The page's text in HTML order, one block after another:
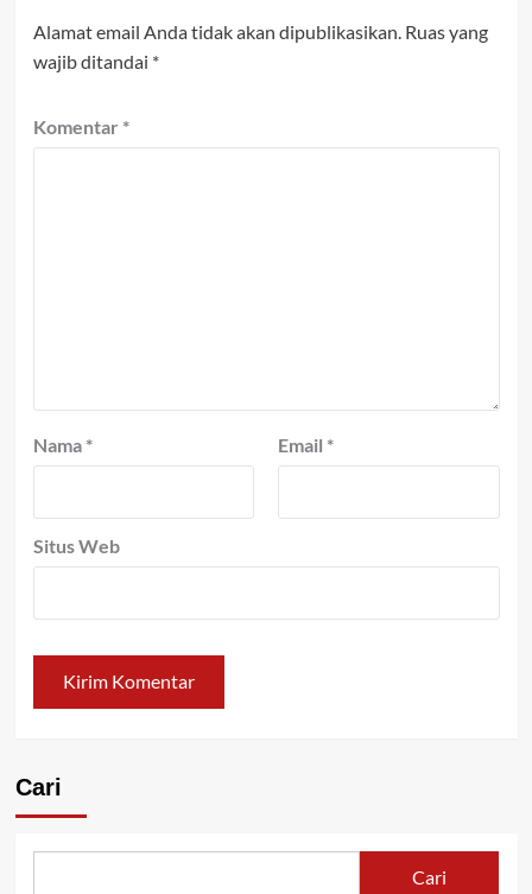
Alamat email Anda tidak akan dipublikasikan. Ruas yang
wajib ditandai *
Komentar *
Nama * Email *
Situs Web
Cari
Cari